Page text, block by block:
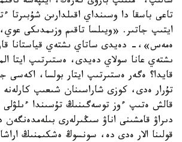
تاعى باسقا دا وسىنداي اقىلدارىن شۇبىرتا
ايتىپ جاتىر. «ويىلسا تاقىم وزىمدىكى
ەمەس»،- دەيدى ساتاي ىشتەي قياستانا
ىشتەي عانا سولاي دەيدى، ەستىرتىپ ايتا
قايدا؟ ەگەر ەستىرتىپ ايتار بولسا، اكەسى
تۇرار ەدى، كوزى شاراسىنان شىعىپ
قالش ەتىپ ءوز توسەگىنىڭ تۇسىندا ءىلۋلى
دىراۋ قامشىنى اناۋ سىڭىرلەرى
قولىنا الار ەدى دە، سونسوڭ ەشكىمنىڭ